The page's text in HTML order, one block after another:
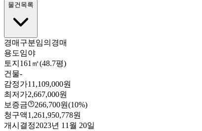
물건목록
경매구분임의경매
용도임야
토지 161㎡(48.7평)
건물-
감정가11,109,000원
최저가2,667,000원
보증금
266,700원(10%)
청구액1,261,950,778원
개시결정2023년 11월 20일